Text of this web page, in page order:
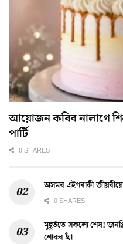
আয়োজন কৰিব নালাগে
পাৰ্টি
0 SHARES
অসমৰ এইগৰাকী
0 SHARES
মুহূৰ্ততে সকলো শেষ!
শোকৰ ছাঁ